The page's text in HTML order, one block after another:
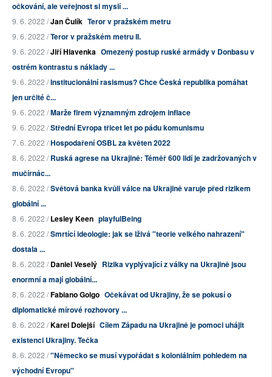
očkování, ale veřejnost si myslí ...
9. 6. 2022 /Jan Čulík Teror v pražském metru
9. 6. 2022 /Teror v pražském metru II.
9. 6. 2022 /Jiří Hlavenka Omezený postup ruské armády v Donbasu v
ostrém kontrastu s náklady ...
9. 6. 2022 /Institucionální rasismus? Chce Česká republika pomáhat
jen určité č...
9. 6. 2022 /Marže firem významným zdrojem inflace
9. 6. 2022 /Střední Evropa třicet let po pádu komunismu
7. 6. 2022 /Hospodaření OSBL za květen 2022
8. 6. 2022 /Ruská agrese na Ukrajině: Téměř 600 lidí je zadržovaných v
mučírnác...
8. 6. 2022 /Světová banka kvůli válce na Ukrajině varuje před rizikem
globální ...
8. 6. 2022 /Lesley Keen playfulBeing
8. 6. 2022 /Smrtící ideologie: jak se lživá "teorie velkého nahrazení"
dostala ...
8. 6. 2022 /Daniel Veselý Rizika vyplývající z války na Ukrajině jsou
enormní a mají globální...
8. 6. 2022 /Fabiano Golgo Očekávat od Ukrajiny, že se pokusí o
diplomatické mírové rozhovory ...
8. 6. 2022 /Karel Dolejší Cílem Západu na Ukrajině je pomoci uhájit
existenci Ukrajiny. Tečka
8. 6. 2022 /"Německo se musí vypořádat s koloniálním pohledem na
východní Evropu"